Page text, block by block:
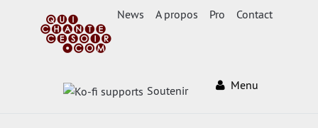
News A propos Pro Contact
Soutenir Menu